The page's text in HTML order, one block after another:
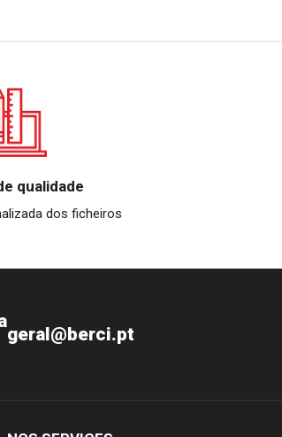
qualidade
dos ficheiros
geral@berci.pt